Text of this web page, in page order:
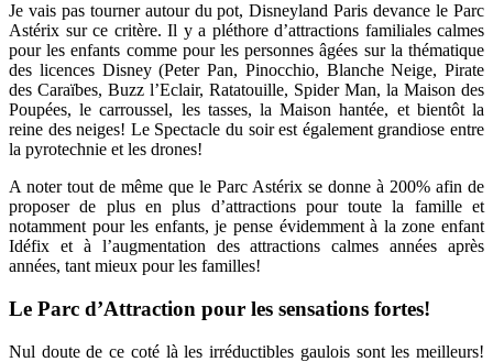
Je vais pas tourner autour du pot, Disneyland Paris devance le Parc
Astérix sur ce critère. Il y a pléthore d’attractions familiales calmes
pour les enfants comme pour les personnes âgées sur la thématique
des licences Disney (Peter Pan, Pinocchio, Blanche Neige, Pirate
des Caraïbes, Buzz l’Eclair, Ratatouille, Spider Man, la Maison des
Poupées, le carroussel, les tasses, la Maison hantée, et bientôt la
reine des neiges! Le Spectacle du soir est également grandiose entre
la pyrotechnie et les drones!
A noter tout de même que le Parc Astérix se donne à 200% afin de
proposer de plus en plus d’attractions pour toute la famille et
notamment pour les enfants, je pense évidemment à la zone enfant
Idéfix et à l’augmentation des attractions calmes années après
années, tant mieux pour les familles!
Le Parc d’Attraction pour les sensations fortes!
Nul doute de ce coté là les irréductibles gaulois sont les meilleurs!